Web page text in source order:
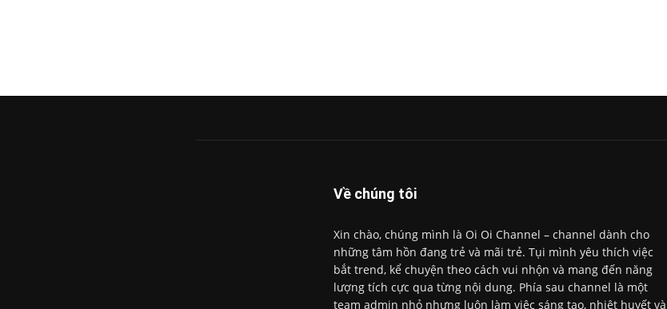
Về chúng tôi
Xin chào, chúng mình là Oi Oi Channel – channel dành cho
những tâm hồn đang trẻ và mãi trẻ. Tụi mình yêu thích việc
bắt trend, kể chuyện theo cách vui nhộn và mang đến năng
lượng tích cực qua từng nội dung. Phía sau channel là một
team admin nhỏ nhưng luôn làm việc sáng tạo, nhiệt huyết và